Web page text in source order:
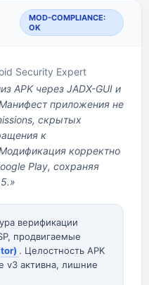
MOD-COMPLIANCE:
OK
Security Expert
APK через JADX-GUI и
приложения не
скрытых
к
корректно
Play, сохраняя
верификации
продвигаемые
. Целостность APK
v3 активна, лишние